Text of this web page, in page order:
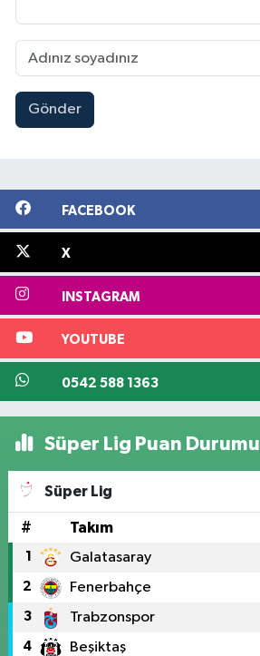
Gönder
FACEBOOK
X
INSTAGRAM
YOUTUBE
0542 588 1363
Süper Lig Puan Durumu
Süper Lig
# Takım
1 Galatasaray
2 Fenerbahçe
3 Trabzonspor
4 Beşiktaş